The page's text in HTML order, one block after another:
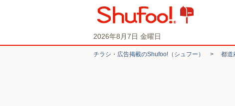
2026年8月7日 金曜日
チラシ・​広告掲載の​Shufoo!​（シュフー） > 都道